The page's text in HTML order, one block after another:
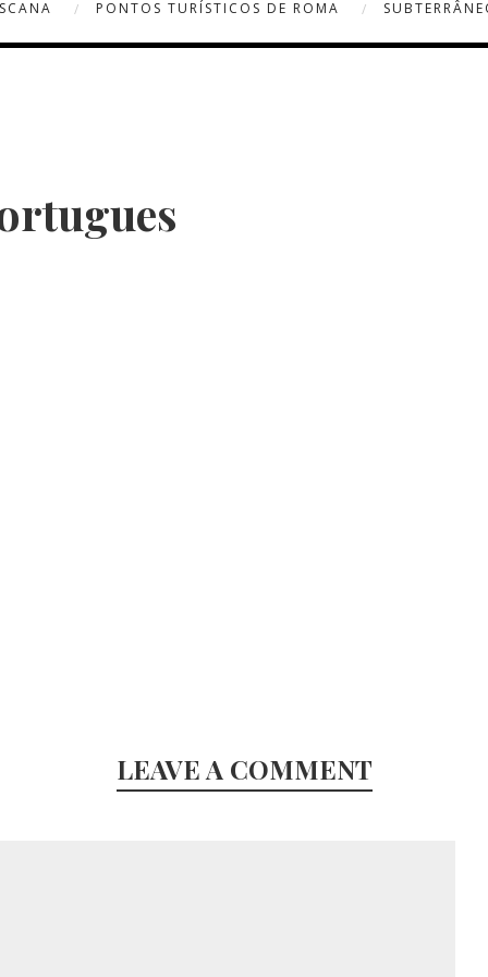
PONTOS TURÍSTICOS DE ROMA
LEAVE A COMMENT